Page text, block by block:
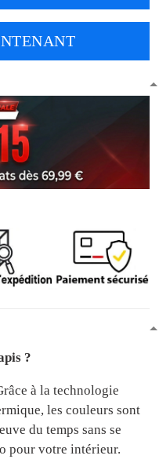
?
à la technologie
les couleurs sont
du temps sans se
pour votre intérieur.